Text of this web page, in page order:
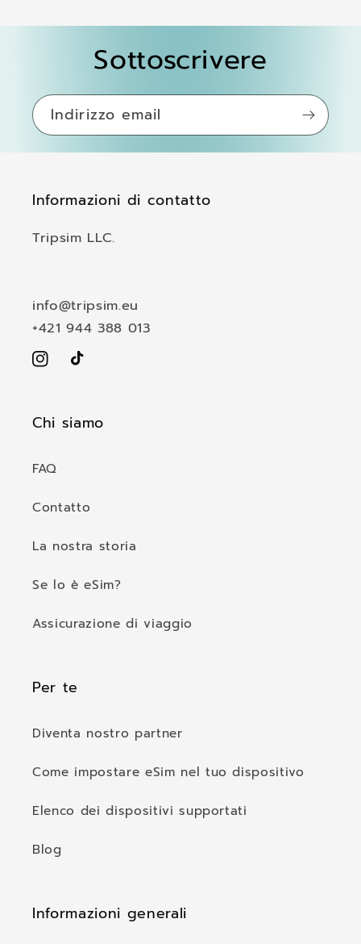
u
p
Sottoscrivere
Indirizzo email
Informazioni di contatto
Tripsim LLC.
info@tripsim.eu
+421 944 388 013
InstagramTikTok
Chi siamo
FAQ
Contatto
La nostra storia
Se lo è eSim?
Assicurazione di viaggio
Per te
Diventa nostro partner
Come impostare eSim nel tuo dispositivo
Elenco dei dispositivi supportati
Blog
Informazioni generali